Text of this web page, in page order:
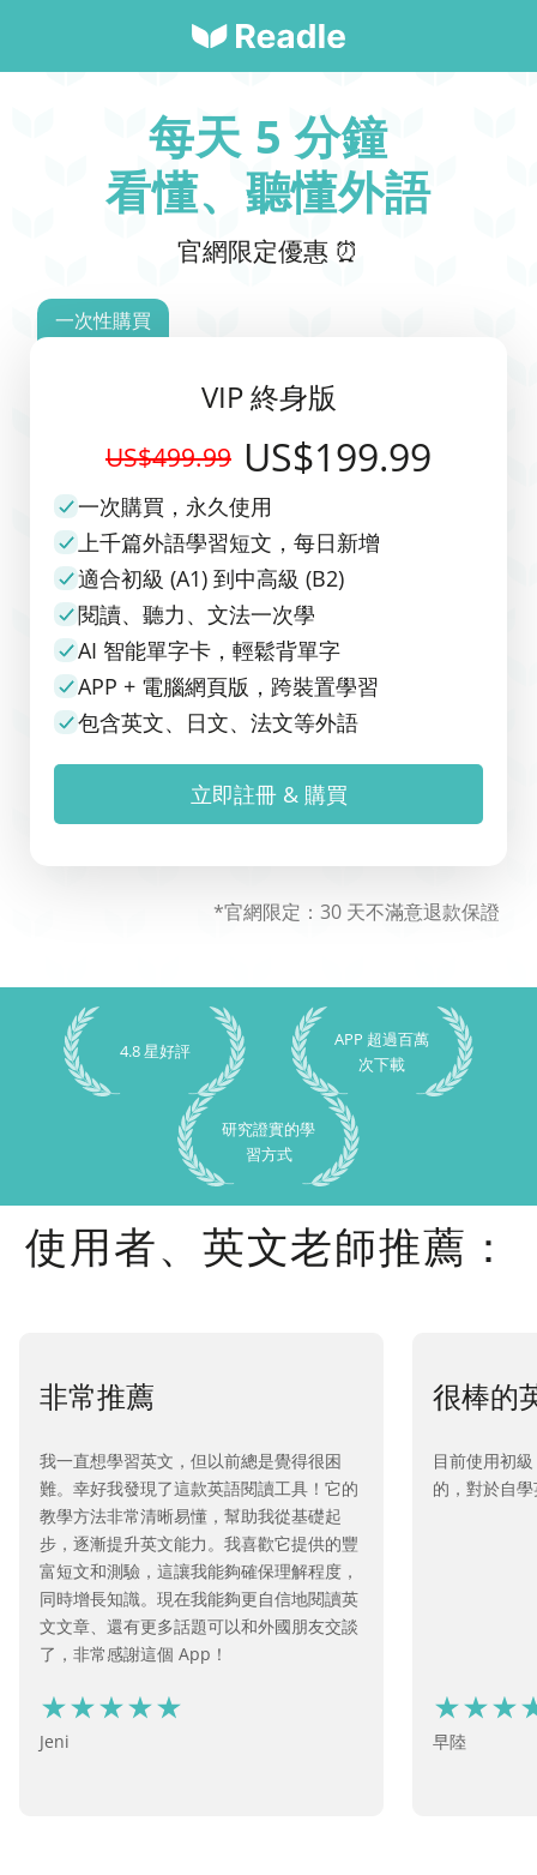
每天 5 分鐘
看懂、聽懂外語
官網限定優惠 ⏰
一次性購買
VIP 終身版
US$499.99 US$199.99
一次購買，永久使用
上千篇外語學習短文，每日新增
適合初級 (A1) 到中高級 (B2)
閱讀、聽力、文法一次學
AI 智能單字卡，輕鬆背單字
APP + 電腦網頁版，跨裝置學習
包含英文、日文、法文等外語
立即註冊 & 購買
*官網限定：30 天不滿意退款保證
4.8 星好評
APP 超過百萬
次下載
研究證實的學
習方式
使用者、英文老師推薦：
非常推薦
我一直想學習英文，但以前總是覺得很困
難。幸好我發現了這款英語閱讀工具！它的
教學方法非常清晰易懂，幫助我從基礎起
步，逐漸提升英文能力。我喜歡它提供的豐
富短文和測驗，這讓我能夠確保理解程度，
同時增長知識。現在我能夠更自信地閱讀英
文文章、還有更多話題可以和外國朋友交談
了，非常感謝這個 App！
Jeni
很棒的
目前使用初
的，對於自
早陸